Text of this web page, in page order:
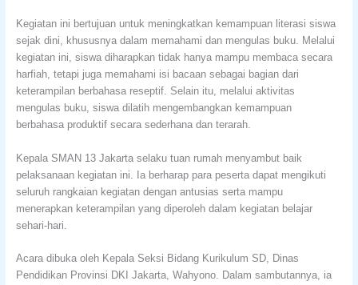
Kegiatan ini bertujuan untuk meningkatkan kemampuan literasi siswa
sejak dini, khususnya dalam memahami dan mengulas buku. Melalui
kegiatan ini, siswa diharapkan tidak hanya mampu membaca secara
harfiah, tetapi juga memahami isi bacaan sebagai bagian dari
keterampilan berbahasa reseptif. Selain itu, melalui aktivitas
mengulas buku, siswa dilatih mengembangkan kemampuan
berbahasa produktif secara sederhana dan terarah.
Kepala SMAN 13 Jakarta selaku tuan rumah menyambut baik
pelaksanaan kegiatan ini. Ia berharap para peserta dapat mengikuti
seluruh rangkaian kegiatan dengan antusias serta mampu
menerapkan keterampilan yang diperoleh dalam kegiatan belajar
sehari-hari.
Acara dibuka oleh Kepala Seksi Bidang Kurikulum SD, Dinas
Pendidikan Provinsi DKI Jakarta, Wahyono. Dalam sambutannya, ia